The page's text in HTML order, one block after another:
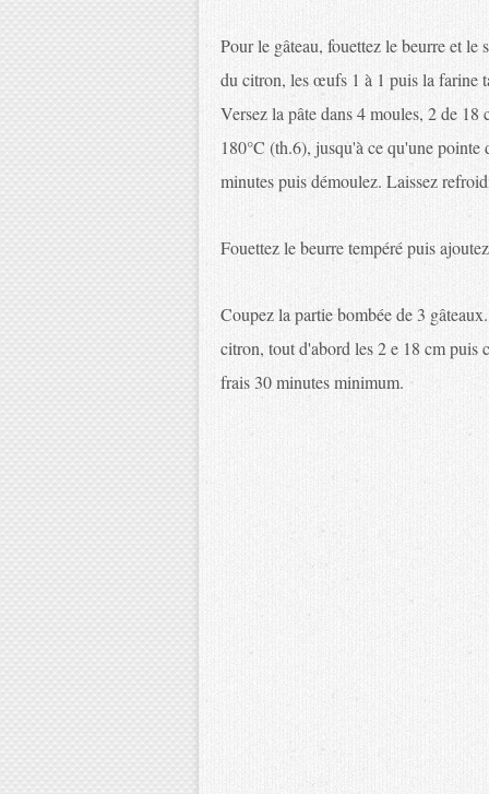
Pour le gâteau, fouettez le beurre et le
du citron, les œufs 1 à 1 puis la farine
Versez la pâte dans 4 moules, 2 de
180°C (th.6), jusqu'à ce qu'une pointe
minutes puis démoulez. Laissez
Fouettez le beurre tempéré puis
Coupez la partie bombée de 3
citron, tout d'abord les 2 e 18 cm puis
frais 30 minutes minimum.